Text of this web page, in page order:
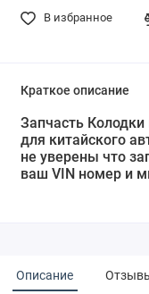
В избранное
Краткое описание
Запчасть
для китайского
не уверены что
ваш VIN номер и
Описание